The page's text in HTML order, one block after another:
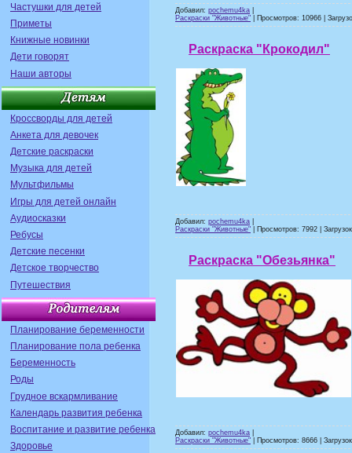
Частушки для детей
Приметы
Книжные новинки
Дети говорят
Наши авторы
Кроссворды для детей
Анкета для девочек
Детские раскраски
Музыка для детей
Мультфильмы
Игры для детей онлайн
Аудиосказки
Ребусы
Детские песенки
Детское творчество
Путешествия
Планирование беременности
Планирование пола ребенка
Беременность
Роды
Грудное вскармливание
Календарь развития ребенка
Воспитание и развитие ребенка
Здоровье
Добавил: pochemu4ka
Раскраски "Животные" | Просмотров: 10966 |
Раскраска "Крокодил"
Добавил: pochemu4ka
Раскраски "Животные" | Просмотров: 7992 |
Раскраска "Обезьянка"
Добавил: pochemu4ka
Раскраски "Животные" | Просмотров: 8666 |